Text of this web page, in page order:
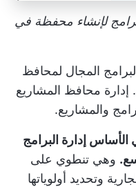
لإنشاء محفظة في
المجال لمحافظ
إدارة محافظ المشاريع
والمشاريع.
إدارة البرامج
وهي تنطوي على
وتحديد أولوياتها